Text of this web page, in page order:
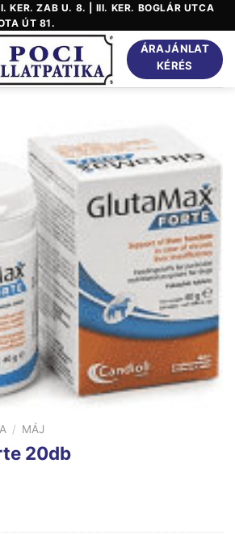
KER. ZAB U. 8. | III. KER. BOGLÁR UTCA
ÚT 81.
ÁRAJÁNLAT
KÉRÉS
/ MÁJ
20db